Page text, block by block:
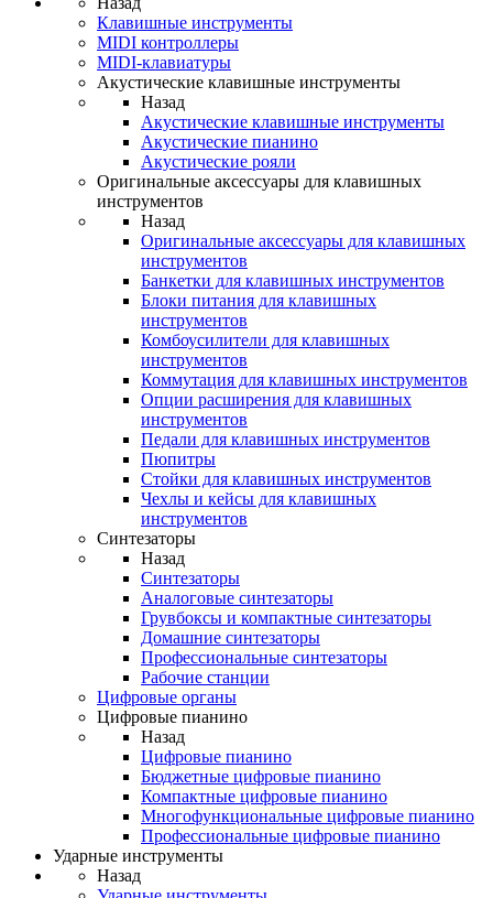
Клавишные инструменты
MIDI контроллеры
MIDI-клавиатуры
Акустические клавишные инструменты
Назад
Акустические клавишные инструменты
Акустические пианино
Акустические рояли
Оригинальные аксессуары для клавишных
инструментов
Назад
Оригинальные аксессуары для клавишных
инструментов
Банкетки для клавишных инструментов
Блоки питания для клавишных
инструментов
Комбоусилители для клавишных
инструментов
Коммутация для клавишных инструментов
Опции расширения для клавишных
инструментов
Педали для клавишных инструментов
Пюпитры
Стойки для клавишных инструментов
Чехлы и кейсы для клавишных
инструментов
Синтезаторы
Назад
Синтезаторы
Аналоговые синтезаторы
Грувбоксы и компактные синтезаторы
Домашние синтезаторы
Профессиональные синтезаторы
Рабочие станции
Цифровые органы
Цифровые пианино
Назад
Цифровые пианино
Бюджетные цифровые пианино
Компактные цифровые пианино
Многофункциональные цифровые пианино
Профессиональные цифровые пианино
Ударные инструменты
Назад